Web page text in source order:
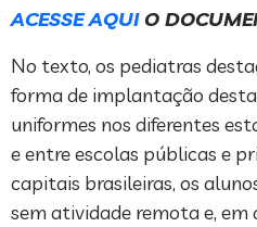
ACESSE AQUIO
No texto, os pediatras
forma de implantação
uniformes nos diferentes
e entre escolas públicas e
capitais brasileiras, os
sem atividade remota e, em